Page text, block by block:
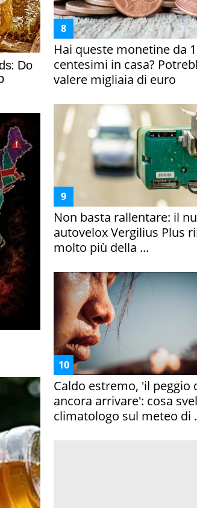
Hai queste monetine da
centesimi in casa?
valere migliaia di euro
Non basta rallentare: il
autovelox Vergilius Plus
molto più della ...
Caldo estremo, 'il peggio
ancora arrivare': cosa
climatologo sul meteo di